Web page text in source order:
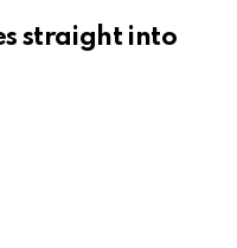
straight into